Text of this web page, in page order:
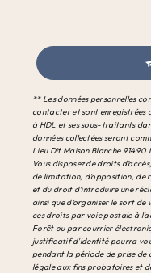
** Les données personnelles
contacter et sont enregistrées
à HDL et ses sous-traitants
données collectées seront
Lieu Dit Maison Blanche
Vous disposez de droits
de limitation, d’opposition,
et du droit d’introduire une
ainsi que d’organiser le sort
ces droits par voie postale à
Forêt ou par courrier
justificatif d'identité pourra
pendant la période de prise
légale aux fins probatoires et